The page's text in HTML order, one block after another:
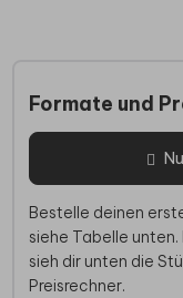
Formate und
Bestelle deinen
siehe Tabelle
sieh dir unten die
Preisrechner.